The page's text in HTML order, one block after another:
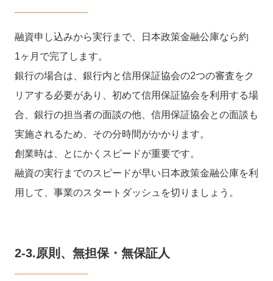
融資申し込みから実行まで、日本政策金融公庫なら約
1ヶ月で完了します。
銀行の場合は、銀行内と信用保証協会の2つの審査をク
リアする必要があり、初めて信用保証協会を利用する場
合、銀行の担当者の面談の他、信用保証協会との面談も
実施されるため、その分時間がかかります。
創業時は、とにかくスピードが重要です。
融資の実行までのスピードが早い日本政策金融公庫を利
用して、事業のスタートダッシュを切りましょう。
2-3.原則、無担保・無保証人